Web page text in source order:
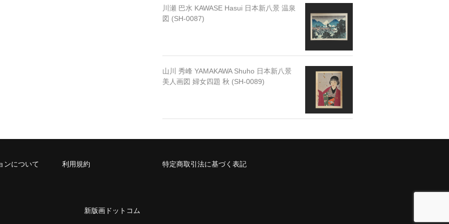
川瀬 巴水 KAWASE Hasui 日本新八景 温泉
図 (SH-0087)
山川 秀峰 YAMAKAWA Shuho 日本新八景
美人画図 婦女四題 秋 (SH-0089)
ンについて 利用規約 特定商取引法に基づく表記
新版画ドットコム